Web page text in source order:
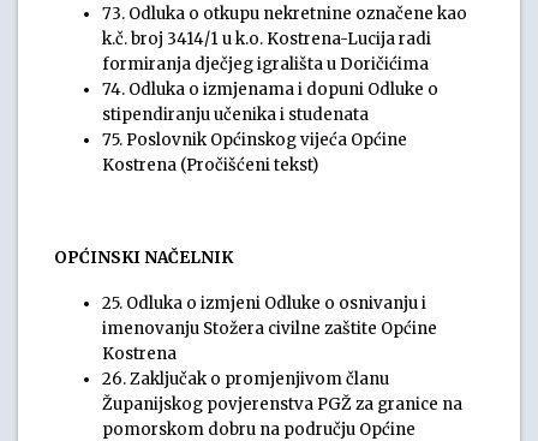
73. Odluka o otkupu nekretnine označene kao
k.č. broj 3414/1 u k.o. Kostrena-Lucija radi
formiranja dječjeg igrališta u Doričićima
74. Odluka o izmjenama i dopuni Odluke o
stipendiranju učenika i studenata
75. Poslovnik Općinskog vijeća Općine
Kostrena (Pročišćeni tekst)
OPĆINSKI NAČELNIK
25. Odluka o izmjeni Odluke o osnivanju i
imenovanju Stožera civilne zaštite Općine
Kostrena
26. Zaključak o promjenjivom članu
Županijskog povjerenstva PGŽ za granice na
pomorskom dobru na području Općine